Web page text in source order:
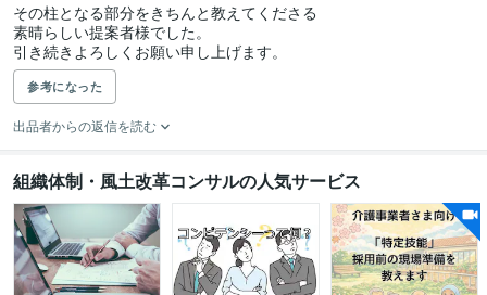
その柱となる部分をきちんと教えてくださる
素晴らしい提案者様でした。
引き続きよろしくお願い申し上げます。
参考になった
出品者からの返信を読む
組織体制・風土改革コンサルの人気サービス